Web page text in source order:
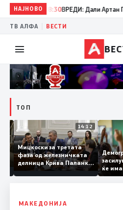
НАЈНОВО
08:30 ВРЕДИ: Дали Артан
ТВ АЛФА ВЕСТИ
ТОП
15:20
Во
14:12
Мицкоски за третата
фаза од железничката
делница Крива Паланка
– Деве Баир: Проектот
нема да заврши на
целина
ќе
МАКЕДОНИЈА